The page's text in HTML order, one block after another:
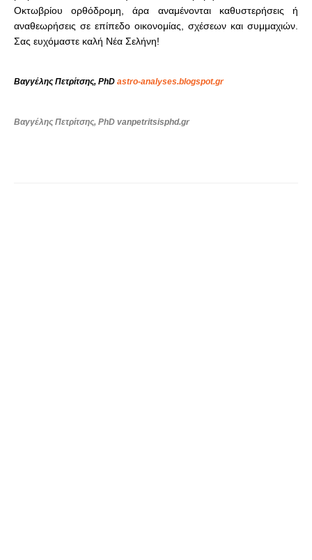
Οκτωβρίου ορθόδρομη, άρα αναμένονται καθυστερήσεις ή
αναθεωρήσεις σε επίπεδο οικονομίας, σχέσεων και συμμαχιών.
Σας ευχόμαστε καλή Νέα Σελήνη!
Βαγγέλης Πετρίτσης, PhD astro-analyses.blogspot.gr
Βαγγέλης Πετρίτσης, PhD vanpetritsisphd.gr